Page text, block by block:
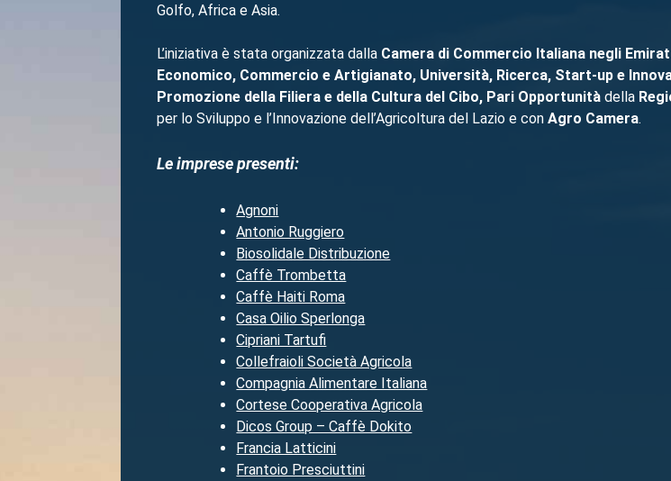
Golfo, Africa e Asia.
L’iniziativa è stata organizzata dalla Camera di Commercio Italiana negli
Economico, Commercio e Artigianato, Università, Ricerca, Start-up e
Promozione della Filiera e della Cultura del Cibo, Pari Opportunitàdella
per lo Sviluppo e l’Innovazione dell’Agricoltura del Lazio e conAgro Camera.
Le imprese presenti:
Agnoni
Antonio Ruggiero
Biosolidale Distribuzione
Caffè Trombetta
Caffè Haiti Roma
Casa Oilio Sperlonga
Cipriani Tartufi
Collefraioli Società Agricola
Compagnia Alimentare Italiana
Cortese Cooperativa Agricola
Dicos Group – Caffè Dokito
Francia Latticini
Frantoio Presciuttini